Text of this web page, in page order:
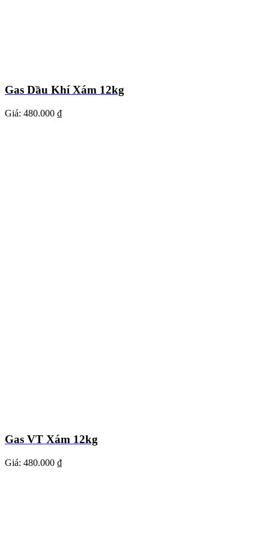
Gas Dầu Khí Xám 12kg
Giá: 480.000 ₫
Gas VT Xám 12kg
Giá: 480.000 ₫